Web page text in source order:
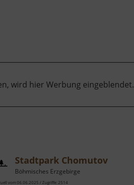
wird hier Werbung eingeblendet.
Stadtpark Chomutov
Böhmisches Erzgebirge
vom 06.06.2025 / Zugriffe: 2514